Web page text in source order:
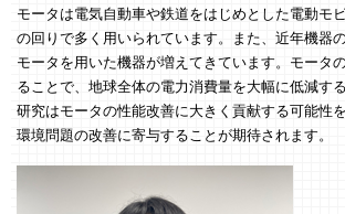
モータは電気自動車や鉄道をはじめとした電動モ
の回りで多く用いられています。また、近年機器
モータを用いた機器が増えてきています。モータ
ることで、地球全体の電力消費量を大幅に低減す
研究はモータの性能改善に大きく貢献する可能性
環境問題の改善に寄与することが期待されます。